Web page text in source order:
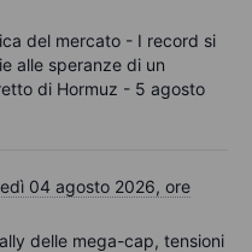
del mercato - I record si
alle speranze di un
di Hormuz - 5 agosto
04 agosto 2026, ore
delle mega-cap, tensioni